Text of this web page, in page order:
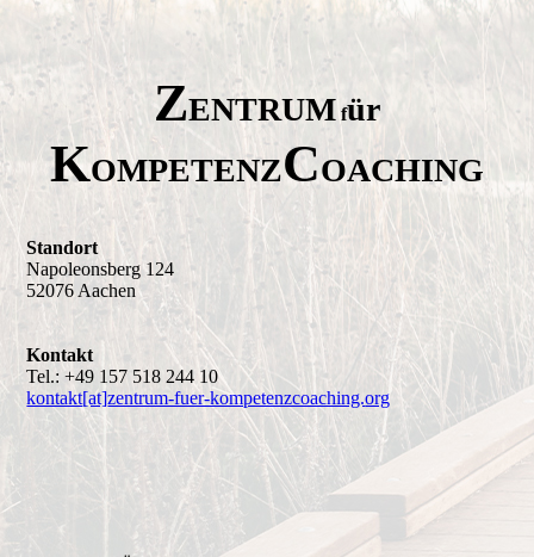
ZENTRUMfür
KOMPETENZCOACHING
Standort
Napoleonsberg 124
52076 Aachen
Kontakt
Tel.: +49 157 518 244 10
kontakt[at]zentrum-fuer-kompetenzcoaching.org